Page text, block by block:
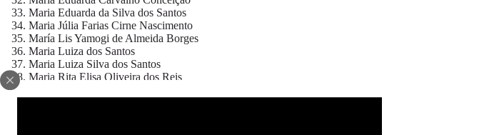
Maria Eduarda da Silva dos Santos
Maria Júlia Farias Cirne Nascimento
María Lis Yamogi de Almeida Borges
Maria Luiza dos Santos
Maria Luiza Silva dos Santos
Maria Rita Elisa Oliveira dos Reis